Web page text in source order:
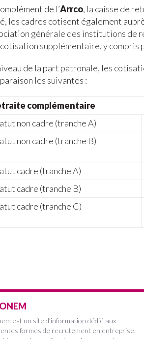
de l’Arrco, la caisse de
les cadres cotisent également
générale des institutions de
supplémentaire, y compris
de la part patronale, les
les suivantes :
complémentaire
non cadre (tranche A)
non cadre (tranche B)
cadre (tranche A)
cadre (tranche B)
cadre (tranche C)
est un site d’information dédié aux
formes de recrutement en entreprise.